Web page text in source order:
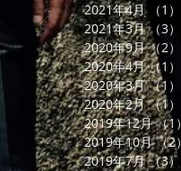
2021年4月
（1）
2021年3月 （3）
2020年9月 （2）
2020年4月 （1）
2020年3月 （1）
2020年2月 （1）
2019年12月 （1）
2019年10月 （2）
2019年7月 （3）